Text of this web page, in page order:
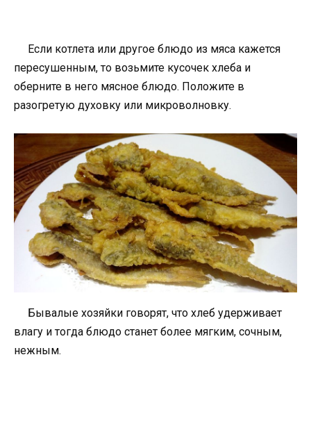
Если котлета или другое блюдо из мяса кажется
пересушенным, то возьмите кусочек хлеба и
оберните в него мясное блюдо. Положите в
разогретую духовку или микроволновку.
Бывалые хозяйки говорят, что хлеб удерживает
влагу и тогда блюдо станет более мягким, сочным,
нежным.